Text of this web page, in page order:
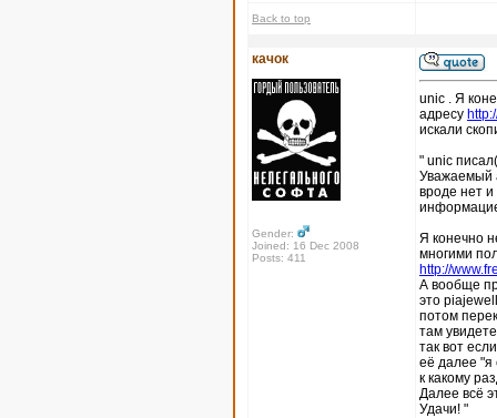
Back to top
качок
Gender:
Joined: 16 Dec 2008
Posts: 411
unic . Я
адресу
искали
" unic
Уважаемый
вроде нет
Я конечно
многими
http://
А вообще
это
потом
там
так вот
её далее "я
к какому
Далее всё
Удачи! "